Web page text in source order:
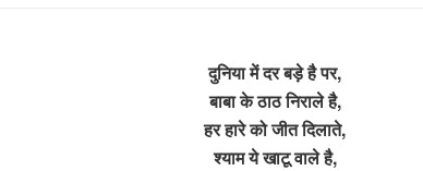
दुनिया में दर बड़े है पर,
बाबा के ठाठ निराले है,
हर हारे को जीत दिलाते,
श्याम ये खाटू वाले है,